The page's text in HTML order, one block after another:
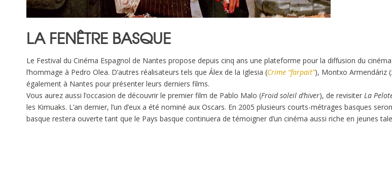
LA FENÊTRE BASQUE
Le Festival du Cinéma Espagnol de Nantes propose depuis cinq ans une plateforme pour la diffusion du
l’hommage à Pedro Olea. D’autres réalisateurs tels que Álex de la Iglesia (Crime “farpait”), Montxo Armendáriz (
également à Nantes pour présenter leurs derniers films.
Vous aurez aussi l’occasion de découvrir le premier film de Pablo Malo (Froid soleil d’hiver), de revisiter La
les Kimuaks. L’an dernier, l’un d’eux a été nominé aux Oscars. En 2005 plusieurs courts-métrages basques
basque restera ouverte tant que le Pays basque continuera de témoigner d’un cinéma aussi riche en jeunes